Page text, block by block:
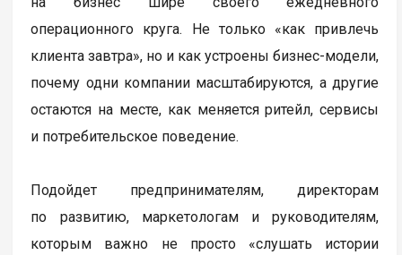
операционного круга. Не только «как привлечь
клиента завтра», но и как устроены бизнес-модели,
почему одни компании масштабируются, а другие
остаются на месте, как меняется ритейл, сервисы
и потребительское поведение.
Подойдет предпринимателям, директорам
по развитию, маркетологам и руководителям,
которым важно не просто «слушать истории